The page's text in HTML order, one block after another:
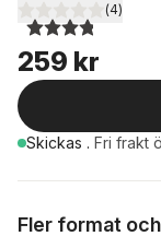
3,8utav 5 stjärnor.
(4)
259 kr
Skickas . Fri frakt
Fler format